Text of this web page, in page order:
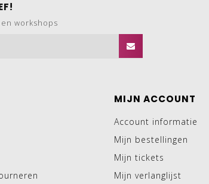
workshops
MIJN ACCOUNT
Account informatie
Mijn bestellingen
Mijn tickets
Mijn verlanglijst